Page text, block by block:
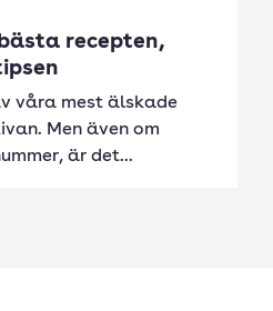
recepten,
våra mest älskade
Men även om
är det...